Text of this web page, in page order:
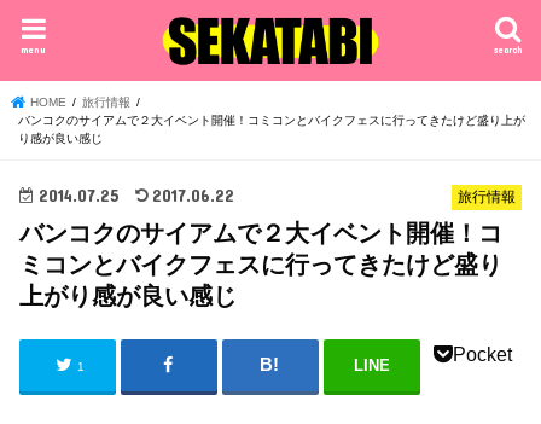
search
menu
HOME
旅行情報
バンコクのサイアムで２大イベント開催！コミコンとバイクフェスに行ってきたけど盛り上が
り感が良い感じ
旅行情報
2014.07.25 2017.06.22
バンコクのサイアムで２大イベント開催！コ
ミコンとバイクフェスに行ってきたけど盛り
上がり感が良い感じ
1 LINE
Pocket